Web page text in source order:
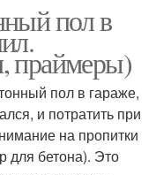
пол в
праймеры)
пол в гараже,
и потратить при
на пропитки
для бетона). Это